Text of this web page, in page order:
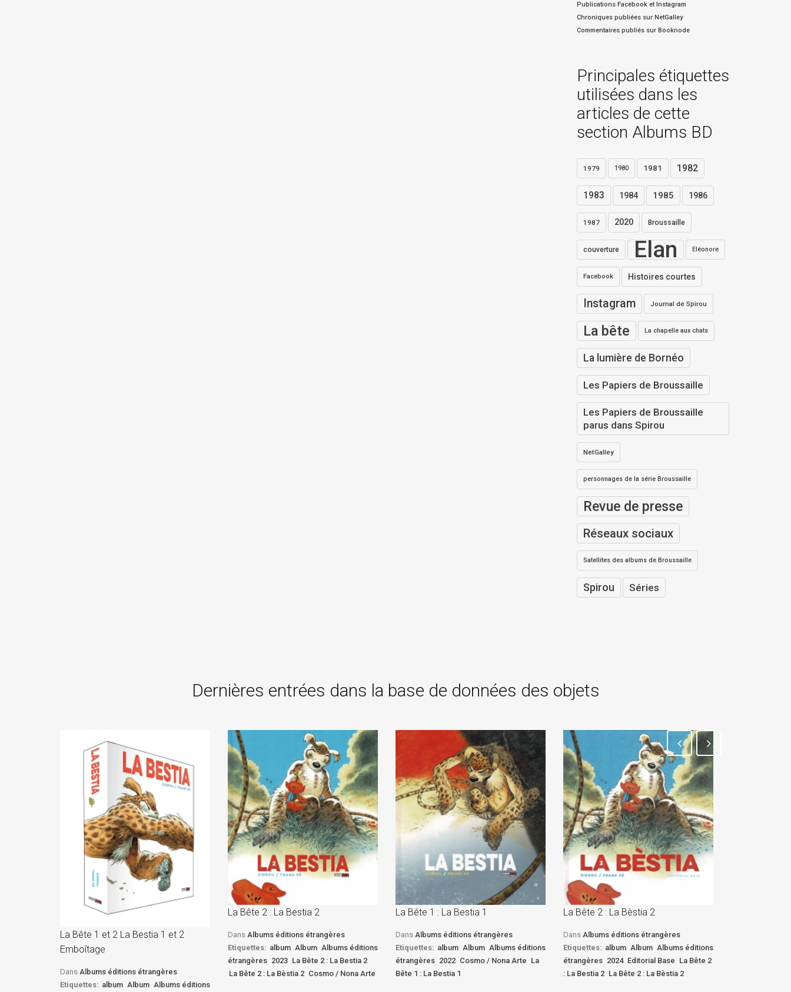
Publications Facebook et Instagram
Chroniques publiées sur NetGalley
Commentaires publiés sur Booknode
Principales étiquettes
utilisées dans les
articles de cette
section Albums BD
1979 1980 1981 1982
1983 1984 1985 1986
1987 2020 Broussaille
couverture Elan Eléonore
Facebook Histoires courtes
Instagram Journal de Spirou
La bête La chapelle aux chats
La lumière de Bornéo
Les Papiers de Broussaille
Les Papiers de Broussaille
parus dans Spirou
NetGalley
personnages de la série Broussaille
Revue de presse
Réseaux sociaux
Satellites des albums de Broussaille
Spirou Séries
Dernières entrées dans la base de données des objets
La Bête 1 et 2 La Bestia 1 et 2
Emboîtage
Dans Albums éditions étrangères
Etiquettes: album Album Albums éditions
La Bête 2 : La Bestia 2
Dans Albums éditions étrangères
Etiquettes: album Album Albums éditions
étrangères 2023 La Bête 2 : La Bestia 2
La Bête 2 : La Bèstia 2 Cosmo / Nona Arte
La Bête 1 : La Bestia 1
Dans Albums éditions étrangères
Etiquettes: album Album Albums éditions
étrangères 2022 Cosmo / Nona Arte La
Bête 1 : La Bestia 1
La Bête 2 : La Bèstia 2
Dans Albums éditions étrangères
Etiquettes: album Album Albums éditions
étrangères 2024 Editorial Base La Bête 2
: La Bestia 2 La Bête 2 : La Bèstia 2